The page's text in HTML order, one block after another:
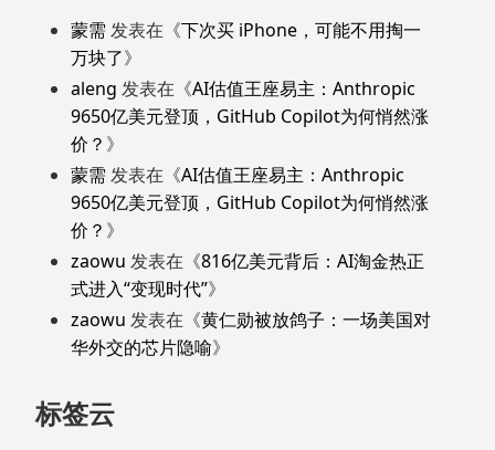
蒙需 发表在《下次买 iPhone，可能不用掏一
万块了》
aleng 发表在《AI估值王座易主：Anthropic
9650亿美元登顶，GitHub Copilot为何悄然涨
价？ 》
蒙需 发表在《AI估值王座易主：Anthropic
9650亿美元登顶，GitHub Copilot为何悄然涨
价？ 》
zaowu 发表在《816亿美元背后：AI淘金热正
式进入“变现时代”》
zaowu 发表在《黄仁勋被放鸽子：一场美国对
华外交的芯片隐喻》
标签云